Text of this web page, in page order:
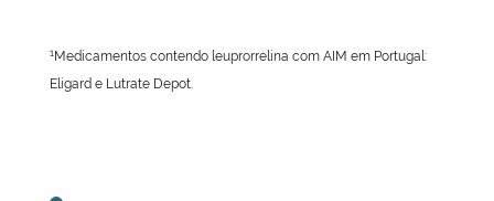
1 Medicamentos contendo leuprorrelina com AIM em Portugal:
Eligard e Lutrate Depot.